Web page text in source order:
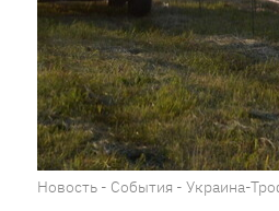
Новость - События - Украина-